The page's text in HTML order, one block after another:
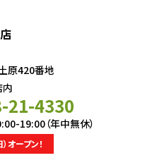
原420番地
内
21-4330
19:00（年中無休）
オープン！